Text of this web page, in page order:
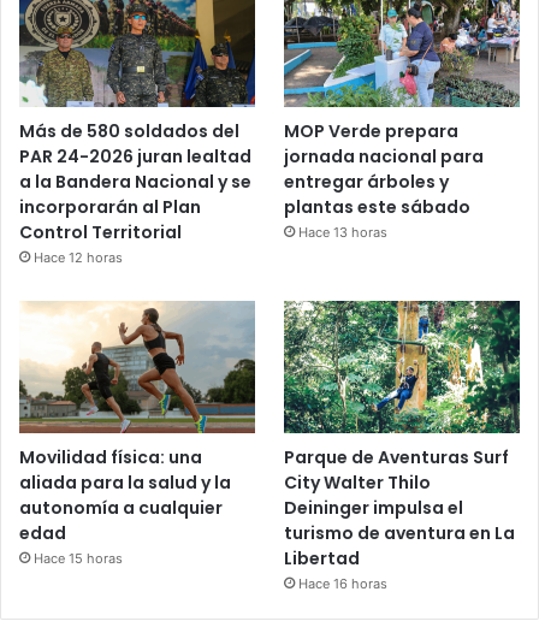
Más de 580 soldados del
PAR 24-2026 juran lealtad
a la Bandera Nacional y se
incorporarán al Plan
Control Territorial
Hace 12 horas
MOP Verde prepara
jornada nacional para
entregar árboles y
plantas este sábado
Hace 13 horas
Movilidad física: una
aliada para la salud y la
autonomía a cualquier
edad
Hace 15 horas
Parque de Aventuras Surf
City Walter Thilo
Deininger impulsa el
turismo de aventura en La
Libertad
Hace 16 horas